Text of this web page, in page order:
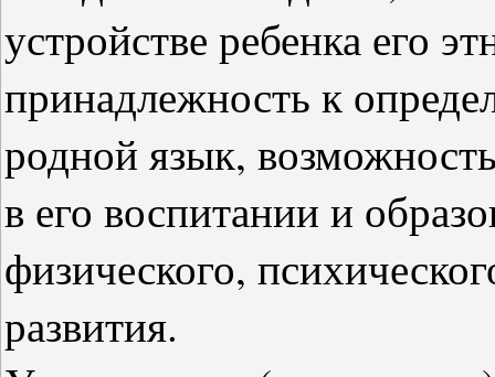
устройстве ребенка его
принадлежность к
родной язык,
в его воспитании и
физического,
развития.